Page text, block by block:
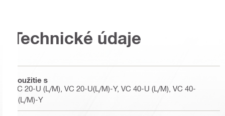
Technické údaje
Použitie s
VC 20-U (L/M), VC 20-U(L/M)-Y, VC 40-U (L/M), VC 40-
U(L/M)-Y